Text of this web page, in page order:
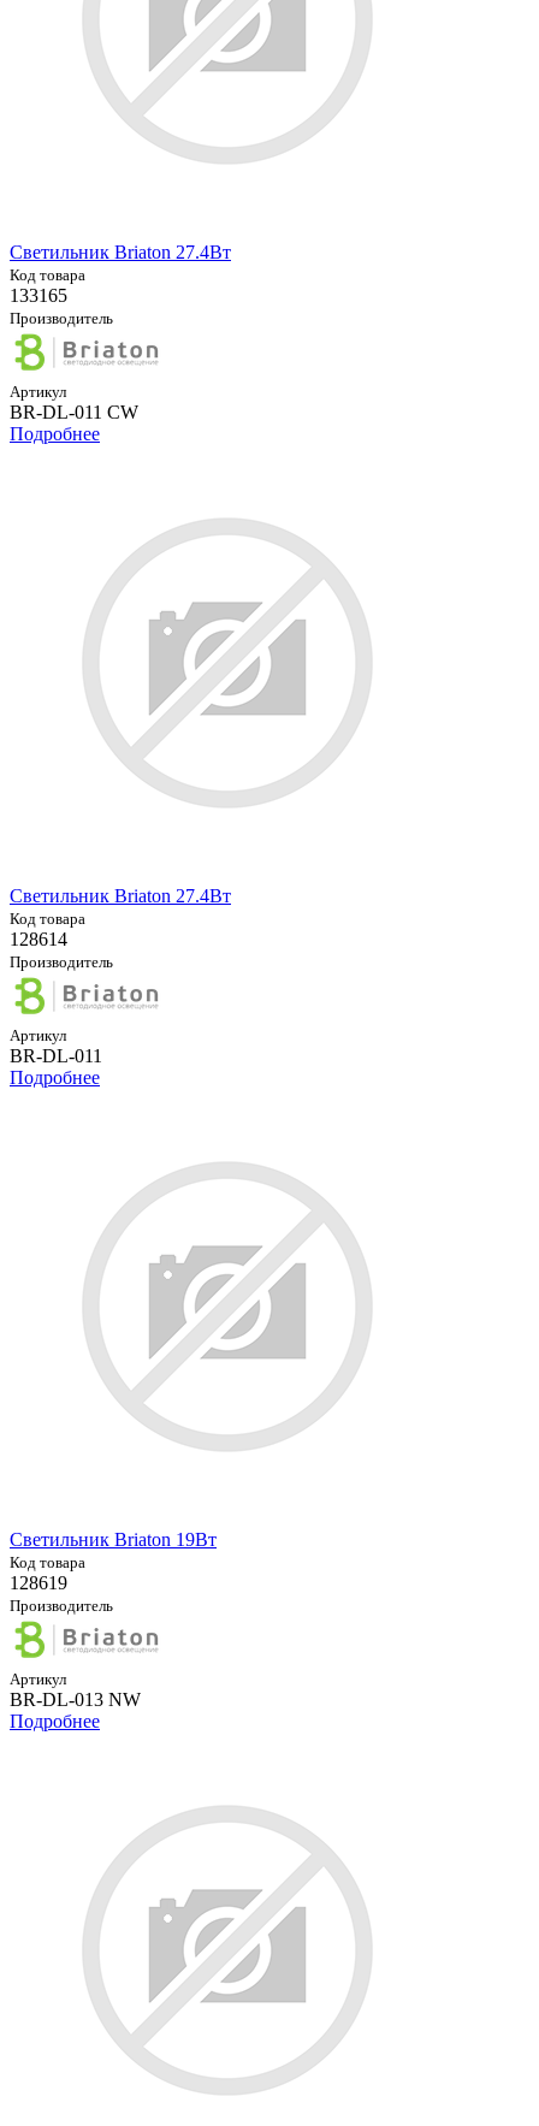
Светильник Briaton 27.4Вт
Код товара
133165
Производитель
Артикул
BR-DL-011 CW
Подробнее
Светильник Briaton 27.4Вт
Код товара
128614
Производитель
Артикул
BR-DL-011
Подробнее
Светильник Briaton 19Вт
Код товара
128619
Производитель
Артикул
BR-DL-013 NW
Подробнее